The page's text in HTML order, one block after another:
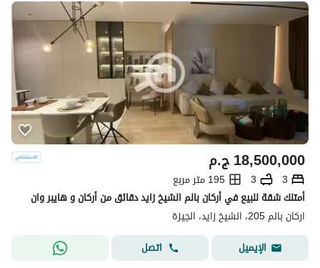
ج.م18,500,000
3
3
195 متر مربع
أمتلك شقة للبيع في أركان بالم الشيخ زايد دقائق من أركان و هايبر وان
اركان بالم 205، الشيخ زايد، الجيزة
الإيميل
اتصل